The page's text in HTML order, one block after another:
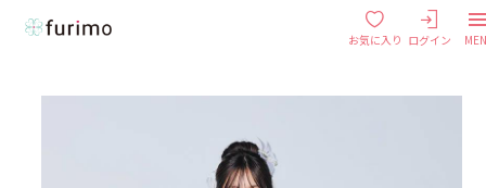
お気に入り ログイン